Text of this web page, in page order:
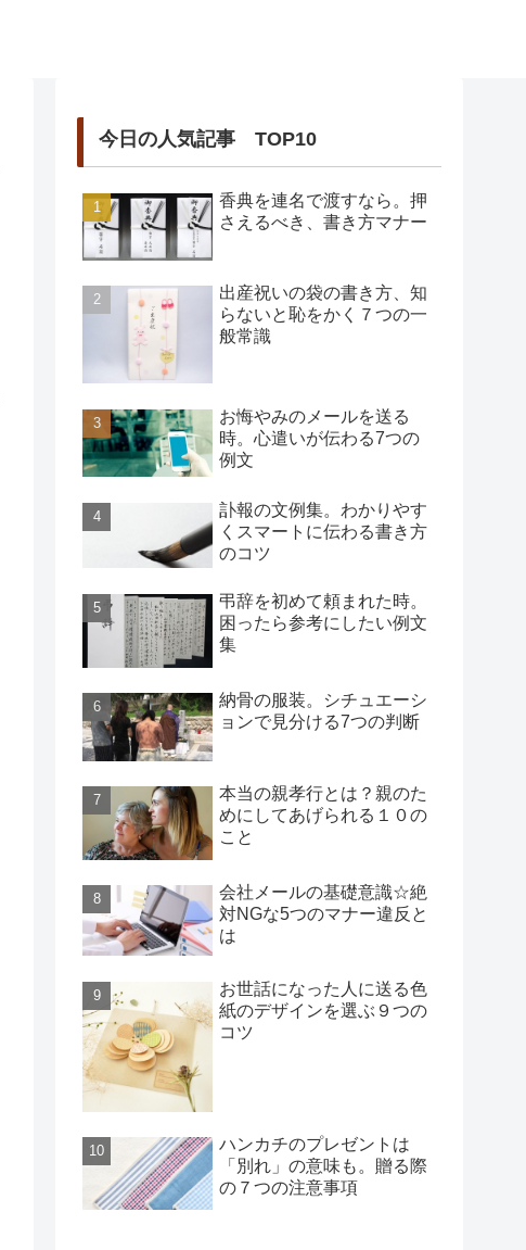
今日の人気記事 TOP10
香典を連名で渡すなら。押
さえるべき、書き方マナー
出産祝いの袋の書き方、知
らないと恥をかく７つの一
般常識
お悔やみのメールを送る
時。心遣いが伝わる7つの
例文
訃報の文例集。わかりやす
くスマートに伝わる書き方
のコツ
弔辞を初めて頼まれた時。
困ったら参考にしたい例文
集
納骨の服装。シチュエーシ
ョンで見分ける7つの判断
本当の親孝行とは？親のた
めにしてあげられる１０の
こと
会社メールの基礎意識☆絶
対NGな5つのマナー違反と
は
お世話になった人に送る色
紙のデザインを選ぶ９つの
コツ
ハンカチのプレゼントは
「別れ」の意味も。贈る際
の７つの注意事項